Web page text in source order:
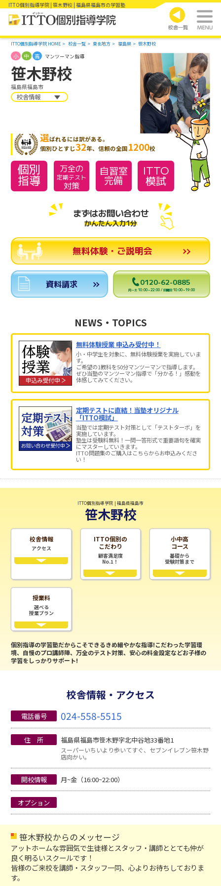
ITTO個別指導学院 | 笹木野校 | 福島県福島市の学習塾
ITTO個別指導学院 HOME 校舎一覧 東北地方 福島県 笹木野校
笹木野校
福島県福島市
小 中 高 マンツーマン指導
校舎情報
選ばれるには訳がある。
個別ひとすじ32年、信頼の全国1200校
個別
指導
万全の
定期テスト
対策
自習室
完備
ITTO
模試
まずはお問い合わせ
かんたん入力1分
無料体験・ご説明会
資料請求 0120-62-0885
月～土 10:00～22:00 / 日曜日 10:00～19:00
NEWS・TOPICS
無料体験授業 申込み受付中！
小・中学生を対象に、無料体験授業を実施していま
す。
ご希望の1教科を50分マンツーマンで指導します。
ぜひ当塾のマンツーマン指導で「分かる！」感動を
体感してみてください。
定期テストに直結！当塾オリジナル
「ITTO模試」
当塾では定期テスト対策として「テストターボ」を
実施しています。
塾生は受験料無料！一問一答形式で重要語句を確実
にマスターしていきます。
ITTO問題集のご購入はこちらからお申込みくださ
い！
ITTO個別指導学院 | 福島県福島市
笹木野校
校舎情報
アクセス
ITTO個別の
こだわり
顧客満足度
No.1！
小中高
コース
基礎から
受験対策まで
授業料
選べる
授業プラン
個別指導の学習塾だからこそできるきめ細やかな指導!こだわった学習環
境、自慢のプロ講師陣、万全のテスト対策、安心の料金設定などお子様の
学習をしっかりサポート!
校舎情報・アクセス
電話番号 024-558-5515
住 所 福島県福島市笹木野字北中谷地33番地1
スーパーいちいより歩いてすぐ、セブンイレブン笹木野
店向かい。
開校情報 月~金（16:00~22:00）
オプション
笹木野校からのメッセージ
アットホームな雰囲気で生徒様とスタッフ・講師ととても仲が
良く明るいスクールです！
皆様のご来校を講師・スタッフ一同、心よりお待ちしておりま
す。